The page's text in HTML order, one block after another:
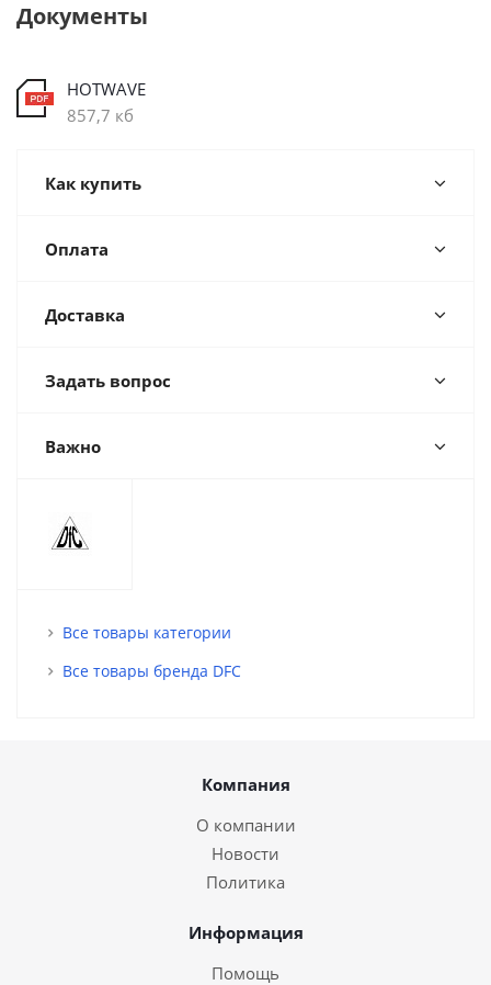
Документы
HOTWAVE
857,7 кб
Как купить
Оплата
Доставка
Задать вопрос
Важно
Все товары категории
Все товары бренда DFC
Компания
О компании
Новости
Политика
Информация
Помощь